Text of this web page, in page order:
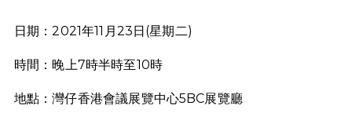
日期：2021年11月23日(星期二)
時間：晚上7時半時至10時
地點：灣仔香港會議展覽中心5BC展覽廳